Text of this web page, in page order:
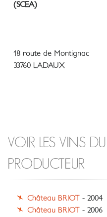
(SCEA)
18 route de Montignac
33760 LADAUX
VOIR LES VINS
PRODUCTEUR
Château BRIOT - 2004
Château BRIOT - 2006